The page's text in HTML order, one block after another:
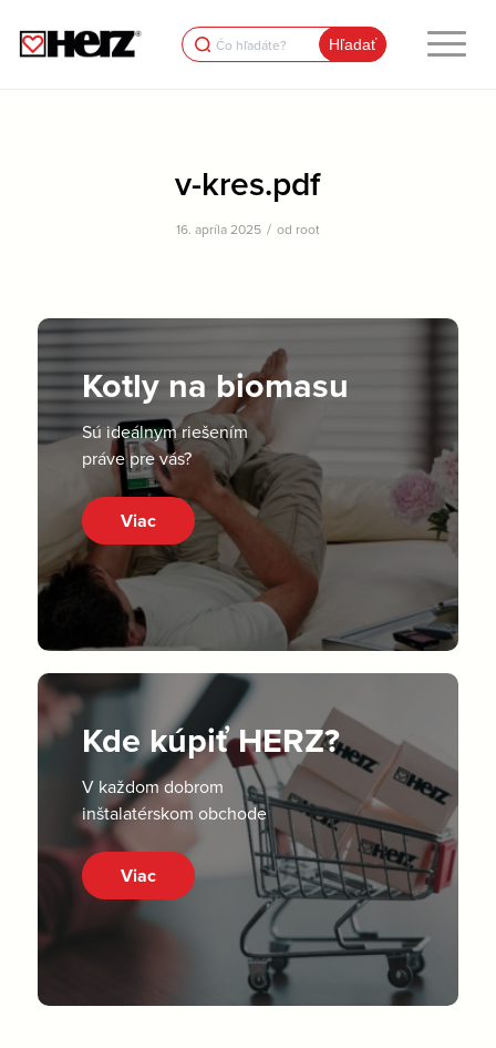
Search
for:
v-kres.pdf
16. apríla 2025 / od root
Kotly na biomasu
Sú ideálnym riešením
práve pre vás?
Viac
Kde kúpiť HERZ?
V každom dobrom
inštalatérskom obchode
Viac